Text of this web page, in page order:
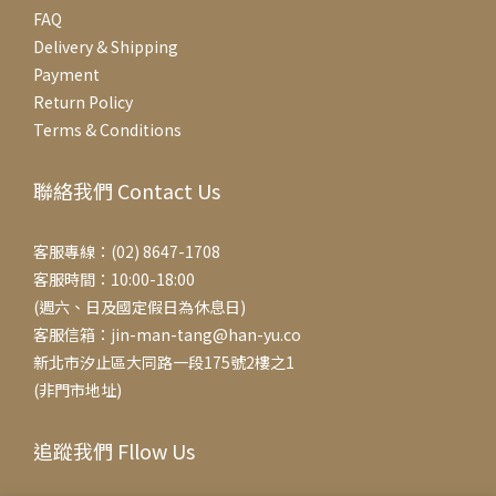
FAQ
Delivery & Shipping
Payment
Return Policy
Terms & Conditions
聯絡我們 Contact Us
客服專線：(02) 8647-1708
客服時間：10:00-18:00
(週六、日及國定假日為休息日)
客服信箱：jin-man-tang@han-yu.co
新北市汐止區大同路一段175號2樓之1
(非門市地址)
追蹤我們 Fllow Us